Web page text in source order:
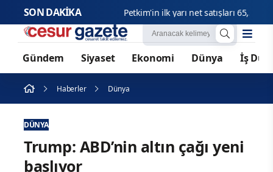
SON DAKİKA Petkim'in
Gündem Siyaset Ekonomi Dünya İş
Haberler Dünya
DÜNYA
Trump: ABD’nin altın çağı yeni
başlıyor